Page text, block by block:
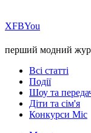
ХFBYou
перший модний
Всі статті
Події
Шоу та
Діти та сім'я
Конкурси Міс